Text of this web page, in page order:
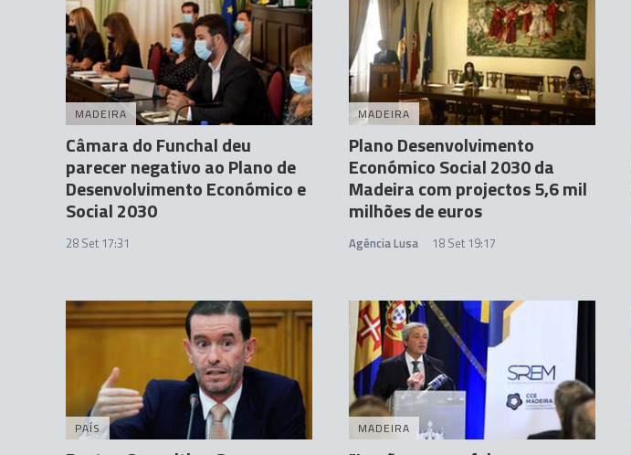
MADEIRA
Câmara do Funchal deu
parecer negativo ao Plano de
Desenvolvimento Económico e
Social 2030
28 Set 17:31
MADEIRA
Plano Desenvolvimento
Económico Social 2030 da
Madeira com projectos 5,6 mil
milhões de euros
Agência Lusa 18 Set 19:17
PAÍS MADEIRA